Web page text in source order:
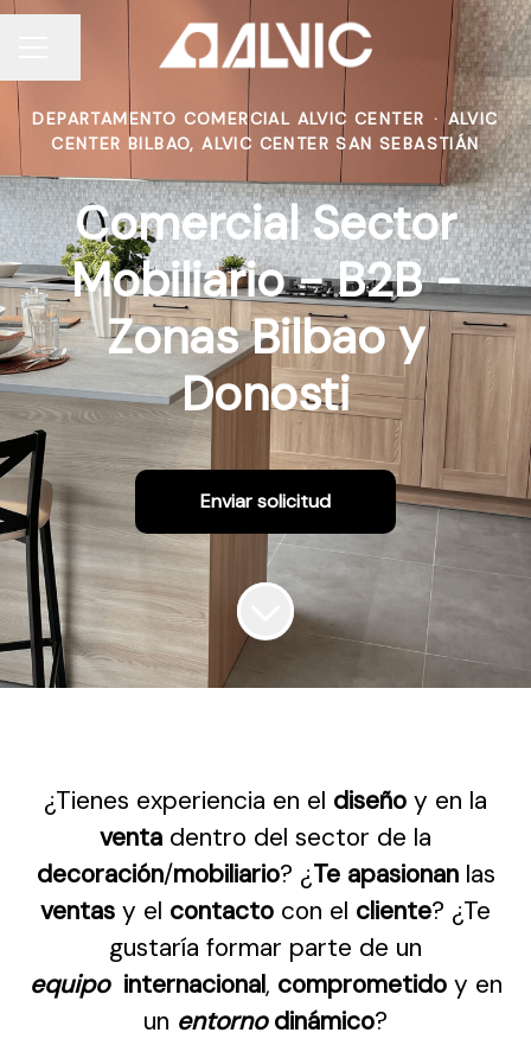
MENÚ DE EMPLEO
Compartir página
DEPARTAMENTO COMERCIAL ALVIC CENTER · ALVIC
CENTER BILBAO, ALVIC CENTER SAN SEBASTIÁN
Comercial Sector
Mobiliario - B2B -
Zonas Bilbao y
Donosti
Enviar solicitud
¿Tienes experiencia en el diseño y en la
venta dentro del sector de la
decoración/mobiliario? ¿Te apasionanlas
ventas y el contacto con el cliente? ¿Te
gustaría formar parte de un
equipo internacional, comprometido y en
un entornodinámico?